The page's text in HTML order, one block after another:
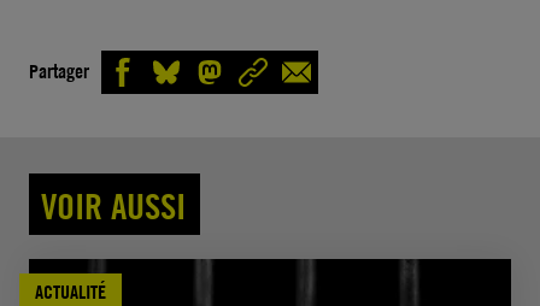
Partager
VOIR AUSSI
ACTUALITÉ